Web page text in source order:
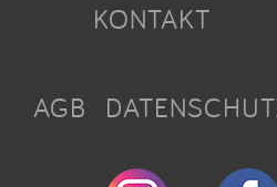
KONTAKT
AGB